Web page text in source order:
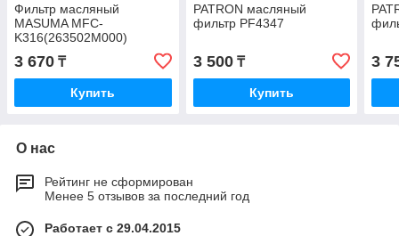
Фильтр масляный
MASUMA MFC-
K316(263502M000)
3 670 ₸
Купить
PATRON масляный
фильтр PF4347
3 500₸
Купить
3
О нас
Рейтинг не сформирован
Менее 5 отзывов за последний год
Работает с 29.04.2015